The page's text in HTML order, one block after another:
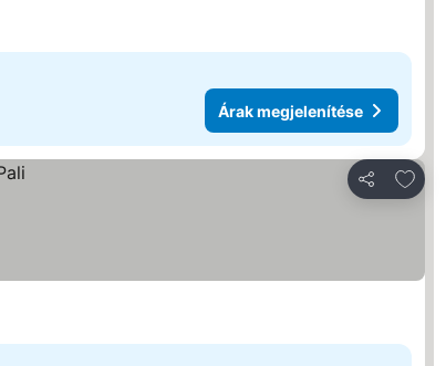
Árak megjelenítése
Megosztás